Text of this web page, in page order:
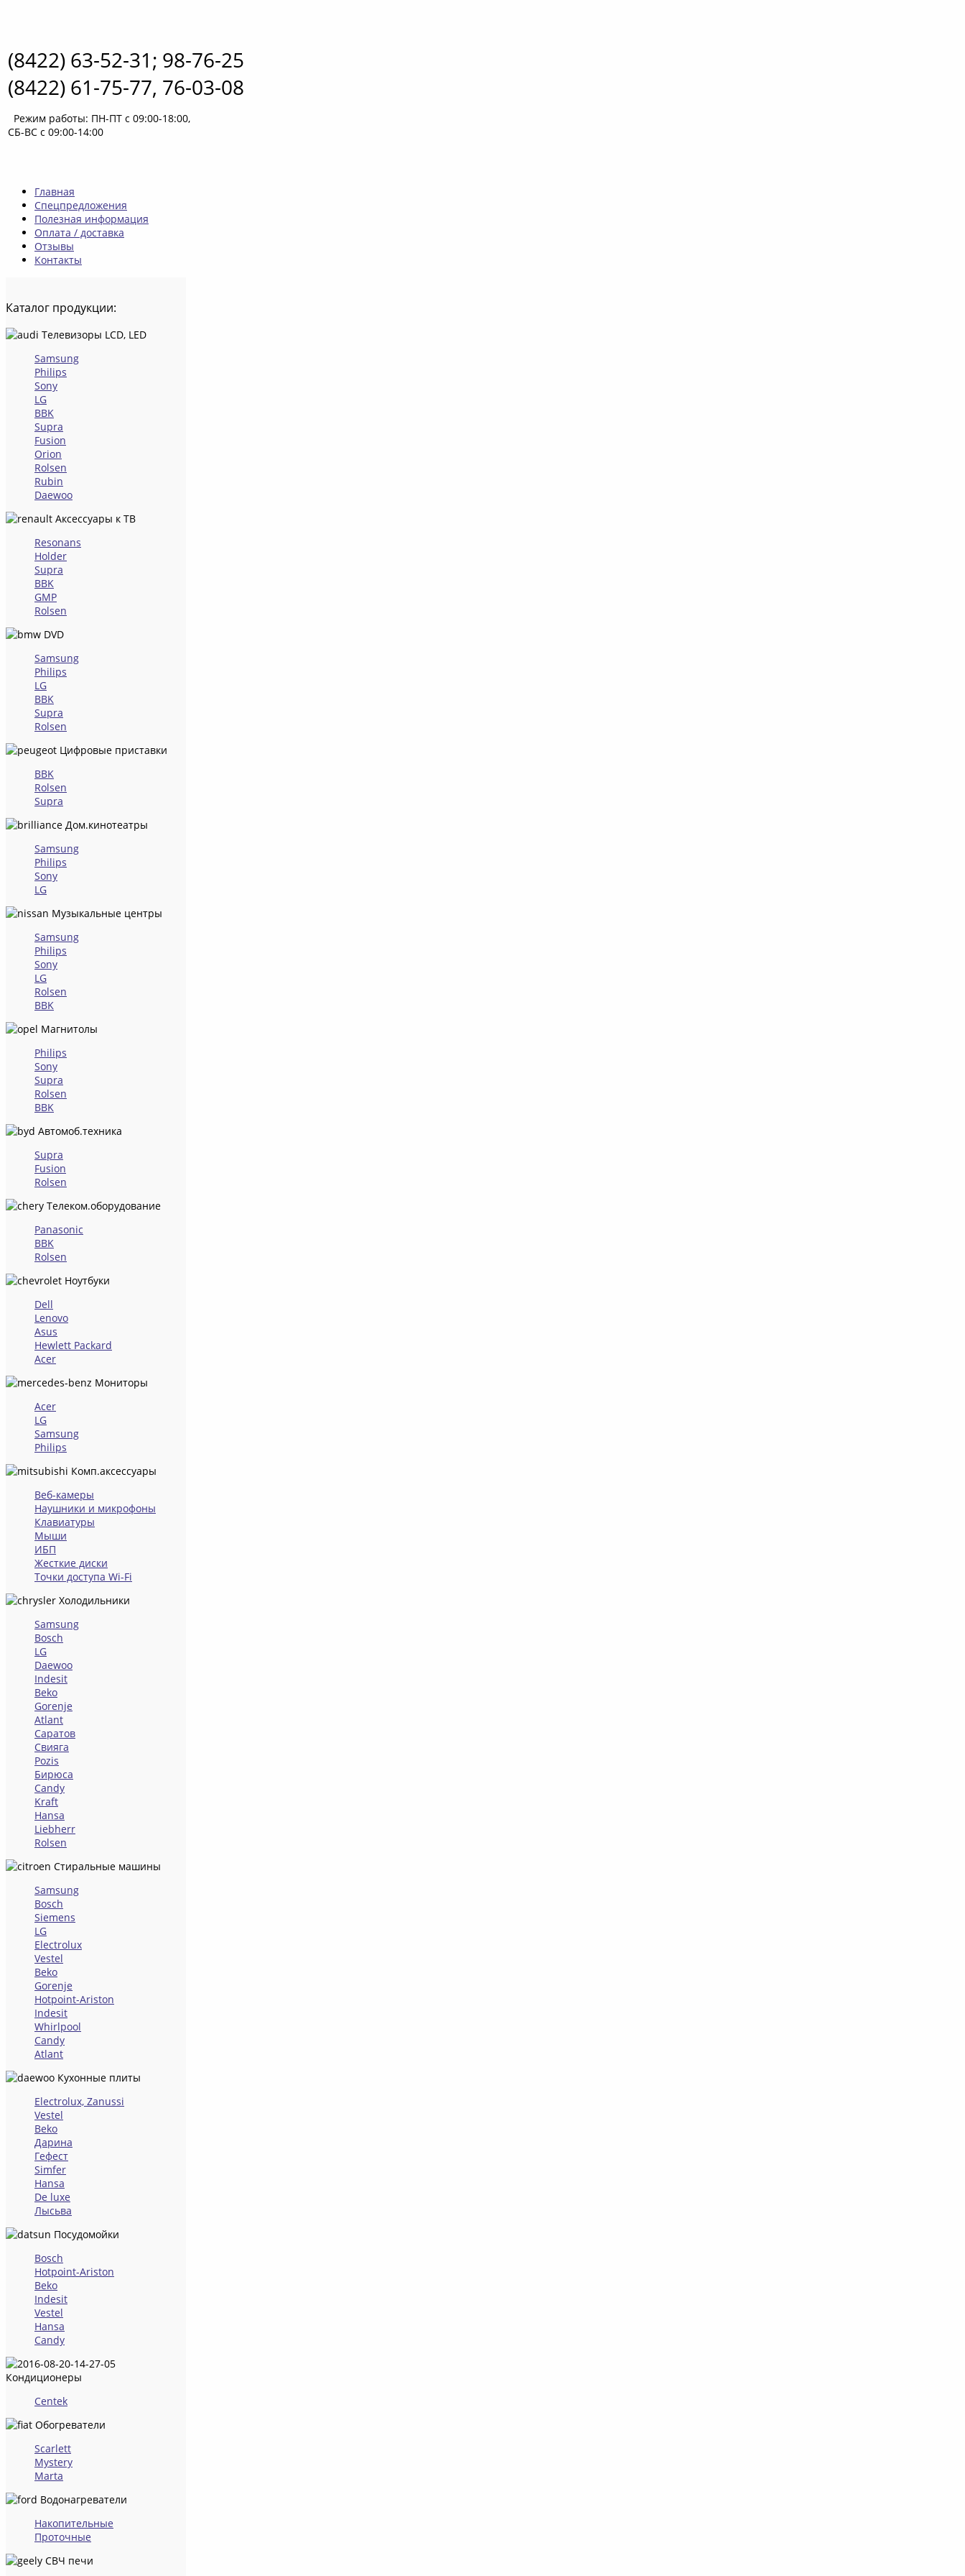
(8422) 63-52-31; 98-76-25
(8422) 61-75-77, 76-03-08
Режим работы: ПН-ПТ с 09:00-18:00,
СБ-ВС с 09:00-14:00
Главная
Спецпредложения
Полезная информация
Оплата / доставка
Отзывы
Контакты
Каталог продукции:
Телевизоры LCD, LED
Samsung
Philips
Sony
LG
BBK
Supra
Fusion
Orion
Rolsen
Rubin
Daewoo
Аксессуары к ТВ
Resonans
Holder
Supra
BBK
GMP
Rolsen
DVD
Samsung
Philips
LG
BBK
Supra
Rolsen
Цифровые приставки
BBK
Rolsen
Supra
Дом.кинотеатры
Samsung
Philips
Sony
LG
Музыкальные центры
Samsung
Philips
Sony
LG
Rolsen
BBK
Магнитолы
Philips
Sony
Supra
Rolsen
BBK
Автомоб.техника
Supra
Fusion
Rolsen
Телеком.оборудование
Panasonic
BBK
Rolsen
Ноутбуки
Dell
Lenovo
Asus
Hewlett Packard
Acer
Мониторы
Acer
LG
Samsung
Philips
Комп.аксессуары
Веб-камеры
Наушники и микрофоны
Клавиатуры
Мыши
ИБП
Жесткие диски
Точки доступа Wi-Fi
Холодильники
Samsung
Bosch
LG
Daewoo
Indesit
Beko
Gorenje
Atlant
Саратов
Свияга
Pozis
Бирюса
Candy
Kraft
Hansa
Liebherr
Rolsen
Стиральные машины
Samsung
Bosch
Siemens
LG
Electrolux
Vestel
Beko
Gorenje
Hotpoint-Ariston
Indesit
Whirlpool
Candy
Atlant
Кухонные плиты
Electrolux, Zanussi
Vestel
Beko
Дарина
Гефест
Simfer
Hansa
De luxe
Лысьва
Посудомойки
Bosch
Hotpoint-Ariston
Beko
Indesit
Vestel
Hansa
Candy
Кондиционеры
Centek
Обогреватели
Scarlett
Mystery
Marta
Водонагреватели
Накопительные
Проточные
СВЧ печи